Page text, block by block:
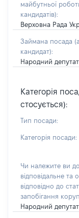
майбутньої
кандидатів):
Верховна Рада
Займана посада
кандидат):
Народний депутат
Категорія
стосується):
Тип посади:
Категорія посади:
Чи належите ви
відповідальне та
відповідно до
запобігання
Народний депутат